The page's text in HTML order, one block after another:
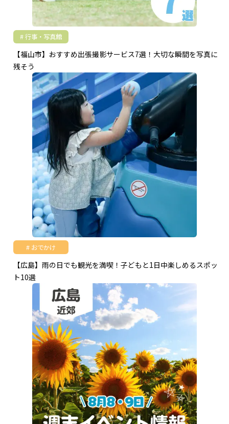
行事・写真館
【福山市】おすすめ出張撮影サービス7選！大切な瞬間を写真に
残そう
おでかけ
【広島】雨の日でも観光を満喫！子どもと1日中楽しめるスポッ
ト10選